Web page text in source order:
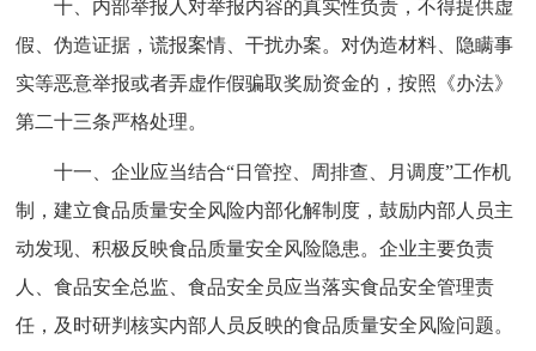
十、内部举报人对举报内容的真实性负责，不得提供虚
假、伪造证据，谎报案情、干扰办案。对伪造材料、隐瞒事
实等恶意举报或者弄虚作假骗取奖励资金的，按照《办法》
第二十三条严格处理。
十一、企业应当结合“日管控、周排查、月调度”工作机
制，建立食品质量安全风险内部化解制度，鼓励内部人员主
动发现、积极反映食品质量安全风险隐患。企业主要负责
人、食品安全总监、食品安全员应当落实食品安全管理责
任，及时研判核实内部人员反映的食品质量安全风险问题。